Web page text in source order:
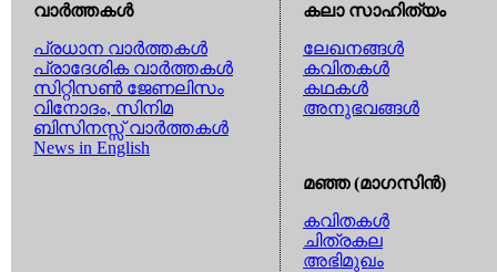
വാര്‍ത്തകള്‍
പ്രധാന വാര്‍ത്തകള്‍
പ്രാദേശിക വാര്‍ത്തകള്‍
സിറ്റിസണ്‍ ജേണലിസം
വിനോദം, സിനിമ
ബിസിനസ്സ് വാര്‍ത്തകള്‍
News in English
കലാ സാഹിത്യം
ലേഖനങ്ങള്‍
കവിതകള്‍
കഥകള്‍
അനുഭവങ്ങള്‍
മഞ്ഞ (മാഗസിന്‍)
കവിതകള്‍
ചിത്രകല
അഭിമുഖം